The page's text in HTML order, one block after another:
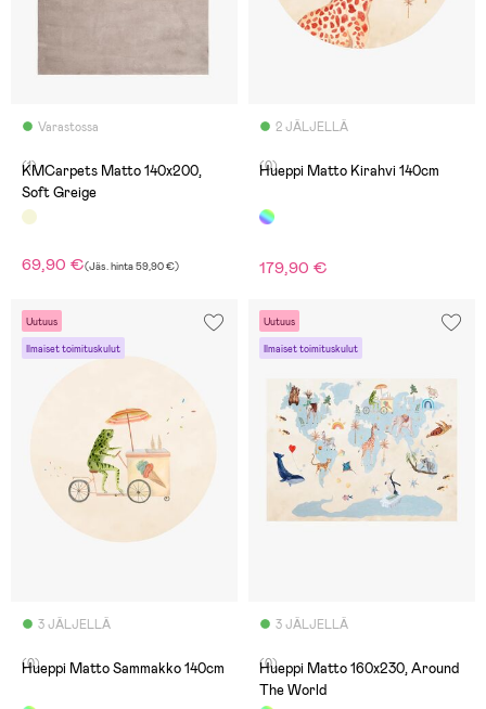
Varastossa
(1)
KMCarpets Matto 140x200,
Soft Greige
69,90 €(Jäs. hinta59,90 €)
2 JÄLJELLÄ
(0)
Hueppi Matto Kirahvi 140cm
179,90 €
Uutuus
Ilmaiset toimituskulut
3 JÄLJELLÄ
(0)
Hueppi Matto Sammakko 140cm
Uutuus
Ilmaiset toimituskulut
3 JÄLJELLÄ
(0)
Hueppi Matto 160x230, Around
The World